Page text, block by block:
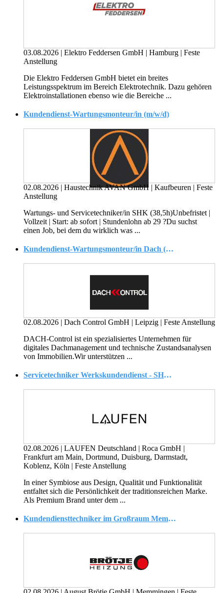
03.08.2026 | Elektro Feddersen GmbH | Hamburg | Feste
Anstellung
Die Elektro Feddersen GmbH bietet ein breites
Leistungsspektrum im Bereich Elektrotechnik. Dazu gehören
Elektroinstallationen ebenso wie die Bereiche ...
Kundendienst-Wartungsmonteur/in (m/w/d)
02.08.2026 | Haustechnik AVAN GmbH | Kaufbeuren | Feste
Anstellung
Wartungs- und Servicetechniker/in SHK (38,5h)Unbefristet |
Vollzeit | Start: ab sofort | Stundenlohn ab 29 ?Du suchst
einen Job, bei dem du wirklich was ...
Kundendienst-Wartungsmonteur/in Dach (m/w/d)
02.08.2026 | Dach Control GmbH | Leipzig | Feste Anstellung
DACH-Control ist ein spezialisiertes Unternehmen für
digitales Dachmanagement und technische Zustandsanalysen
von Immobilien.Wir unterstützen ...
Servicetechniker Werkskundendienst - SHK / Außendienst (m/w/d)
02.08.2026 | LAUFEN Deutschland | Roca GmbH |
Frankfurt am Main, Dortmund, Duisburg, Darmstadt,
Koblenz, Köln | Feste Anstellung
In einer Symbiose aus Design, Qualität und Funktionalität
entfaltet sich die Persönlichkeit der traditionsreichen Marke.
Als Premium Brand unter dem ...
Kundendiensttechniker im Großraum Memmingen (*)